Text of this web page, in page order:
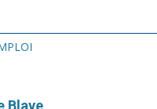
Blaye